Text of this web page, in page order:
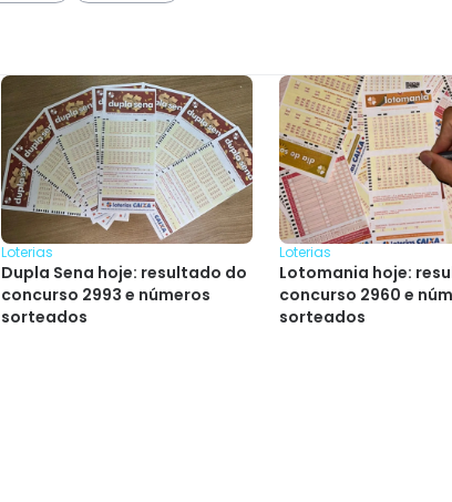
Loterias
Dupla Sena hoje: resultado do
concurso 2993 e números
sorteados
Loterias
Lotomania hoje:
concurso 2960 e
sorteados